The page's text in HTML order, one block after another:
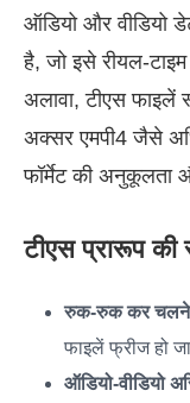
ऑडियो और वीडियो
है, जो इसे रीयल-
अलावा, टीएस फाइलें
अक्सर एमपी4 जैसे
फॉर्मेट की अनुकूलता
टीएस प्रारूप की
रुक-रुक कर चलने
फाइलें फ्रीज हो
ऑडियो-वीडियो